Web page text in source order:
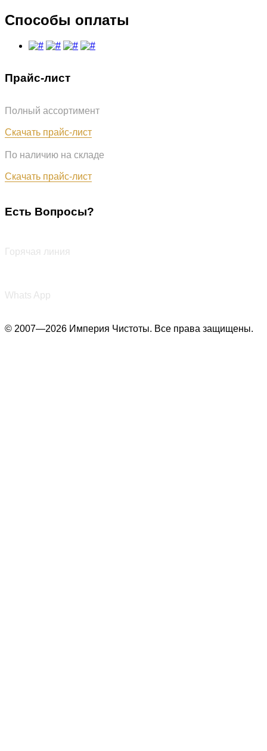
Способы оплаты
Прайс-лист
Полный ассортимент
Скачать прайс-лист
По наличию на складе
Скачать прайс-лист
Есть Вопросы?
Горячая линия
Whats App
© 2007—2026 Империя Чистоты. Все права защищены.